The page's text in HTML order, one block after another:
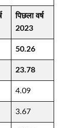
पिछला वर्ष
2023
50.26
23.78
4.09
3.67